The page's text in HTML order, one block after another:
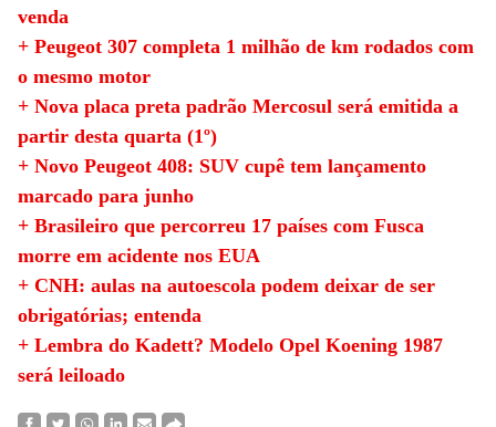
venda
+ Peugeot 307 completa 1 milhão de km rodados com
o mesmo motor
+ Nova placa preta padrão Mercosul será emitida a
partir desta quarta (1º)
+ Novo Peugeot 408: SUV cupê tem lançamento
marcado para junho
+ Brasileiro que percorreu 17 países com Fusca
morre em acidente nos EUA
+ CNH: aulas na autoescola podem deixar de ser
obrigatórias; entenda
+ Lembra do Kadett? Modelo Opel Koening 1987
será leiloado